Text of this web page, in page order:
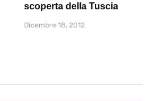
scoperta della Tuscia
Dicembre 18, 2012